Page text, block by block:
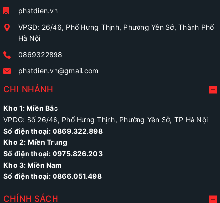
phatdien.vn
VPGD: 26/46, Phố Hưng Thịnh, Phường Yên Sở, Thành Phố
Hà Nội
0869322898
phatdien.vn@gmail.com
CHI NHÁNH
Kho 1: Miền Bắc
VPDG: Số 26/46, Phố Hưng Thịnh, Phường Yên Sở, TP Hà Nội
Số điện thoại: 0869.322.898
Kho 2: Miền Trung
Số điện thoại: 0975.826.203
Kho 3: Miền Nam
Số điện thoại: 0866.051.498
CHÍNH SÁCH